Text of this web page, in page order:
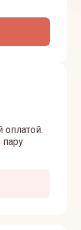
оплатой.